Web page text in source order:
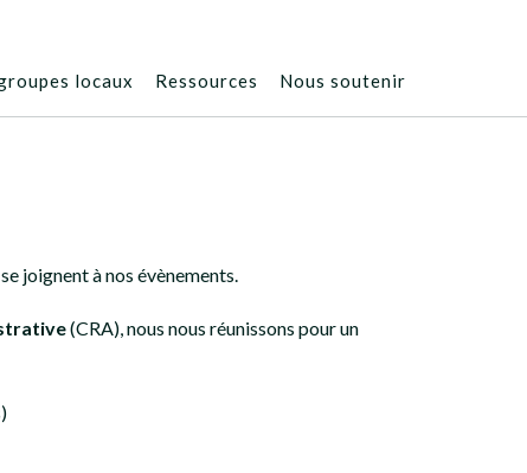
locaux Ressources Nous soutenir
joignent à nos évènements.
(CRA), nous nous réunissons pour un